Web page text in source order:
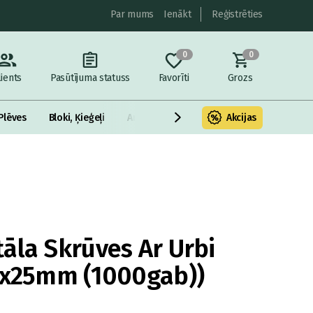
Par mums Ienākt Reģistrēties
Pasūtījuma statuss
0
Favorīti
0
Grozs
Bloki, Ķieģeļi Armatūra un metāls Fasādes
Akcijas
Skrūves Ar Urbi
(1000gab))